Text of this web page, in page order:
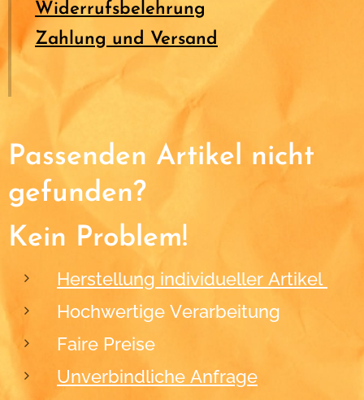
Widerrufsbelehrung
Zahlung und Versand
Passenden Artikel nicht
gefunden?
Kein Problem!
Herstellung individueller Artikel
Hochwertige Verarbeitung
Faire Preise
Unverbindliche Anfrage